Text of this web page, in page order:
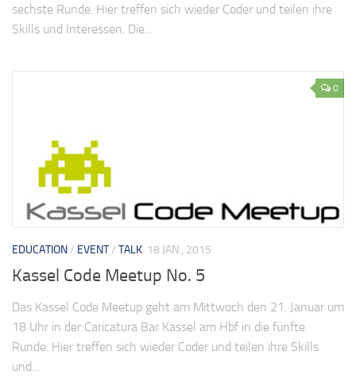
sechste Runde. Hier treffen sich wieder Coder und teilen ihre
Skills und Interessen. Die...
0
EDUCATION/ EVENT/ TALK 18 JAN., 2015
Kassel Code Meetup No. 5
Das Kassel Code Meetup geht am Mittwoch den 21. Januar um
18 Uhr in der Caricatura Bar Kassel am Hbf in die fünfte
Runde. Hier treffen sich wieder Coder und teilen ihre Skills
und...